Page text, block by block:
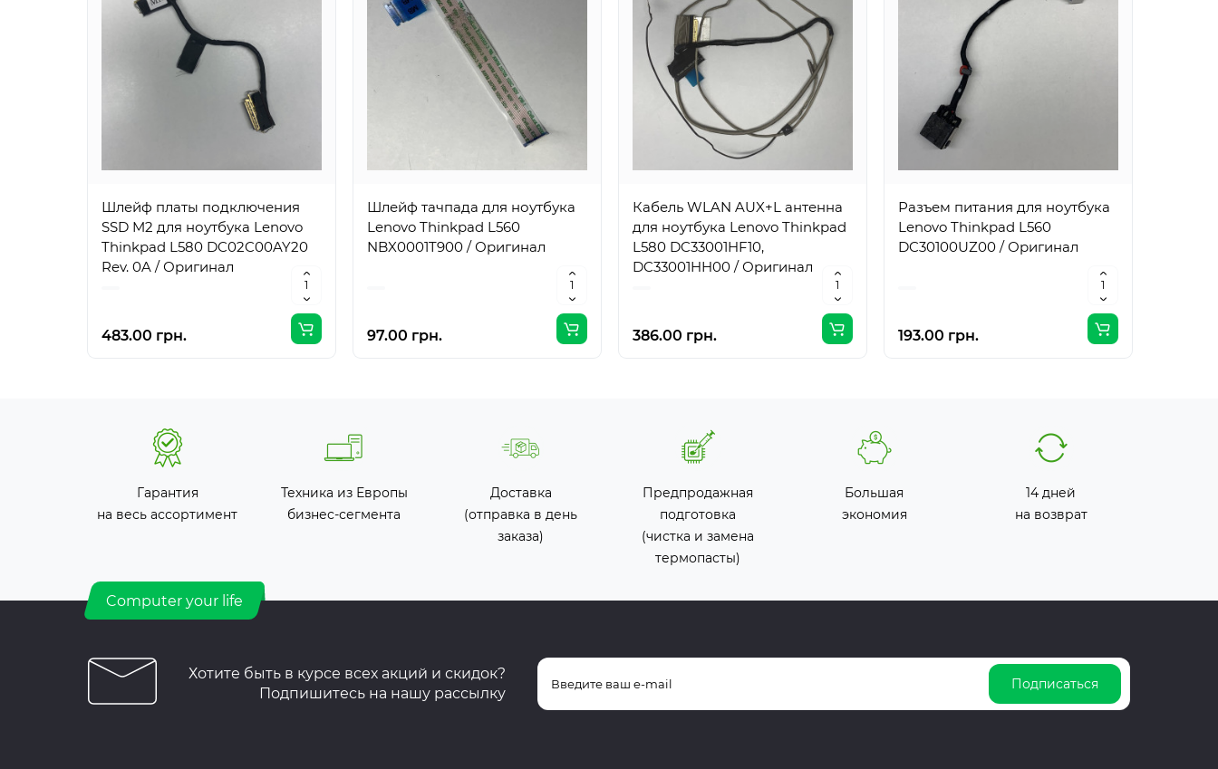
Шлейф платы подключения
SSD M2 для ноутбука Lenovo
Thinkpad L580 DC02C00AY20
Rev. 0A / Оригинал
483.00 грн.
Шлейф тачпада для ноутбука
Lenovo Thinkpad L560
NBX0001T900 / Оригинал
97.00 грн.
Кабель WLAN AUX+L антенна
для ноутбука Lenovo Thinkpad
L580 DC33001HF10,
DC33001HH00 / Оригинал
386.00 грн.
Разъем питания для ноутбука
Lenovo Thinkpad L560
DC30100UZ00 / Оригинал
193.00 грн.
Гарантия
на весь ассортимент
Техника из Европы
бизнес-сегмента
Доставка
(отправка в день
заказа)
Предпродажная
подготовка
(чистка и замена
термопасты)
Большая
экономия
14 дней
на возврат
Computer your life
Хотите быть в курсе всех акций и скидок?
Подпишитесь на нашу рассылку
Подписаться